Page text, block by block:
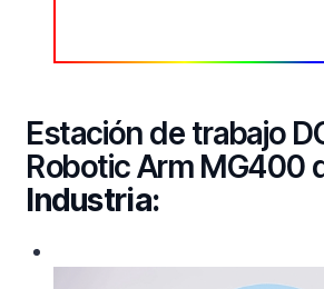
Estación de trabajo
Robotic Arm MG400
Industria: